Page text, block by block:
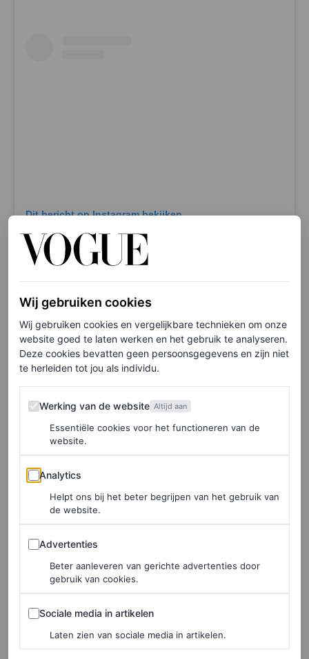
Dit bericht op Instagram bekijken
Een bericht gedeeld door Mimi Cuttrell (@mimicuttrell)
Wij gebruiken cookies
Wij gebruiken cookies en vergelijkbare technieken om onze
website goed te laten werken en het gebruik te analyseren.
Deze cookies bevatten geen persoonsgegevens en zijn niet
te herleiden tot jou als individu.
Werking van de website
Werking van de website Altijd aan
Essentiële cookies voor het functioneren van de
website.
Analytics
Analytics
Helpt ons bij het beter begrijpen van het gebruik van
de website.
Advertenties
Advertenties
Beter aanleveren van gerichte advertenties door
gebruik van cookies.
Sociale media in artikelen
Sociale media in artikelen
Laten zien van sociale media in artikelen.